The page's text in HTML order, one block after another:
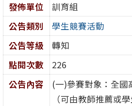
發佈單位
訓育組
公告類別
學生競賽活動
公告等級
轉知
點閱次數
226
公告內容
(一)參賽對象：全國
（可由教師推薦或